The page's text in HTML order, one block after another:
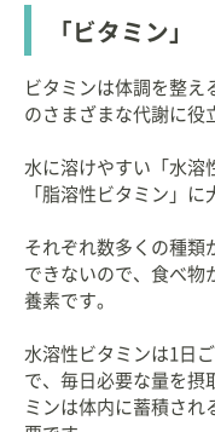
「ビタミン」
ビタミンは体調を整え
のさまざまな代謝に役
水に溶けやすい「水溶
「脂溶性ビタミン」に
それぞれ数多くの種類
できないので、食べ物
養素です。
水溶性ビタミンは1日
で、毎日必要な量を摂
ミンは体内に蓄積され